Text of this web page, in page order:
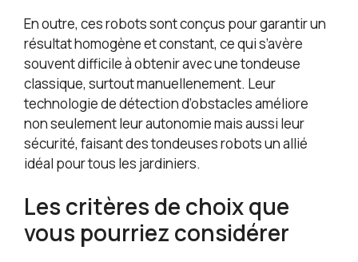
En outre, ces robots sont conçus pour garantir un
résultat homogène et constant, ce qui s’avère
souvent difficile à obtenir avec une tondeuse
classique, surtout manuellenement. Leur
technologie de détection d’obstacles améliore
non seulement leur autonomie mais aussi leur
sécurité, faisant des tondeuses robots un allié
idéal pour tous les jardiniers.
Les critères de choix que
vous pourriez considérer